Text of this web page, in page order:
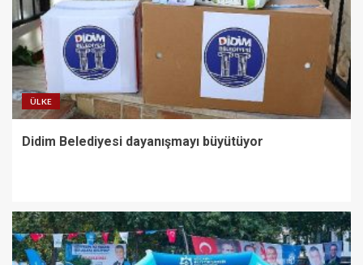
ÜLKE
Didim Belediyesi dayanışmayı büyütüyor